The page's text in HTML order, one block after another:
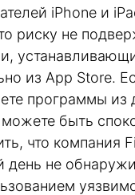
iPhone и
риску не
из App Store.
программы из
можете быть
что компания
день не